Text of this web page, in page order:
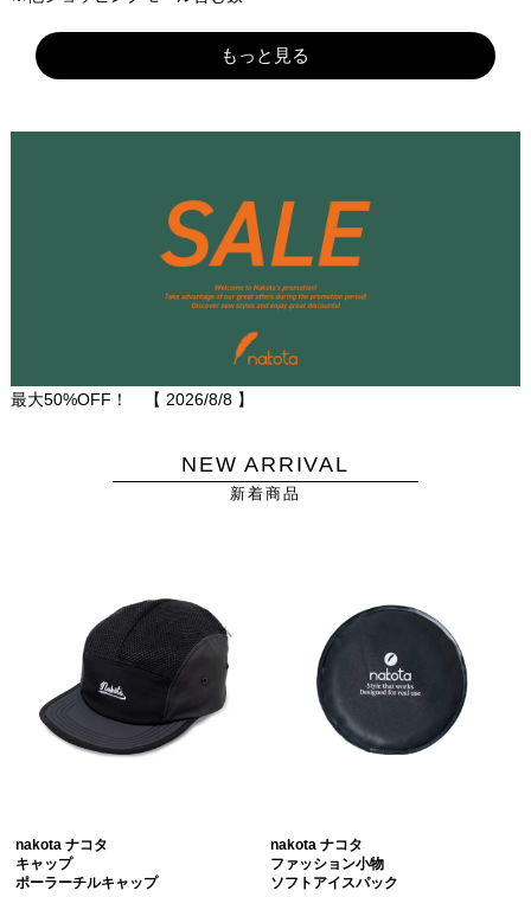
もっと見る
最大50%OFF！ 【 2026/8/8】
NEW ARRIVAL
新着商品
nakota ナコタ
キャップ
ポーラーチルキャップ
nakota ナコタ
ファッション小物
ソフトアイスパック